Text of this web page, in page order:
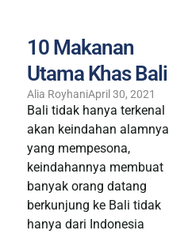
10 Makanan
Utama Khas Bali
Alia RoyhaniApril 30, 2021
Bali tidak hanya terkenal
akan keindahan alamnya
yang mempesona,
keindahannya membuat
banyak orang datang
berkunjung ke Bali tidak
hanya dari Indonesia